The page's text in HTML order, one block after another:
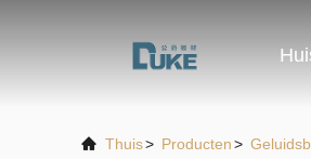
Thuis> Producten>